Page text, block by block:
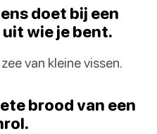
doet bij een
wie je bent.
van kleine vissen.
brood van een